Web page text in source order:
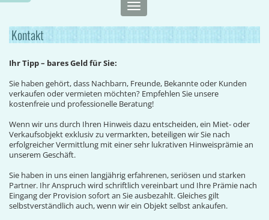
Toggle
navigation
Kontakt
Ihr Tipp – bares Geld für Sie:
Sie haben gehört, dass Nachbarn, Freunde, Bekannte oder Kunden
verkaufen oder vermieten möchten? Empfehlen Sie unsere
kostenfreie und professionelle Beratung!
Wenn wir uns durch Ihren Hinweis dazu entscheiden, ein Miet- oder
Verkaufsobjekt exklusiv zu vermarkten, beteiligen wir Sie nach
erfolgreicher Vermittlung mit einer sehr lukrativen Hinweisprämie an
unserem Geschäft.
Sie haben in uns einen langjährig erfahrenen, seriösen und starken
Partner. Ihr Anspruch wird schriftlich vereinbart und Ihre Prämie nach
Eingang der Provision sofort an Sie ausbezahlt. Gleiches gilt
selbstverständlich auch, wenn wir ein Objekt selbst ankaufen.